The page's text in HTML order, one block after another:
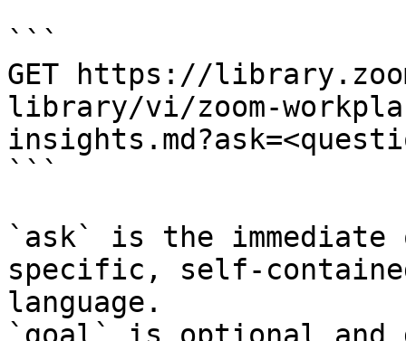
```
GET https://
library/vi/zoom-
```
`ask` is the
specific, self-
language.